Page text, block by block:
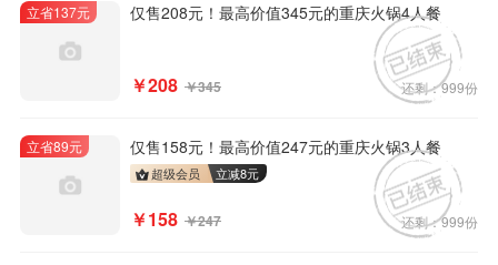
立省137元 仅售208元！最高价值345元的重庆火锅4人餐
￥208 ￥345 还剩：999份
立省89元 仅售158元！最高价值247元的重庆火锅3人餐
超级会员 立减8元
￥158 ￥247 还剩：999份